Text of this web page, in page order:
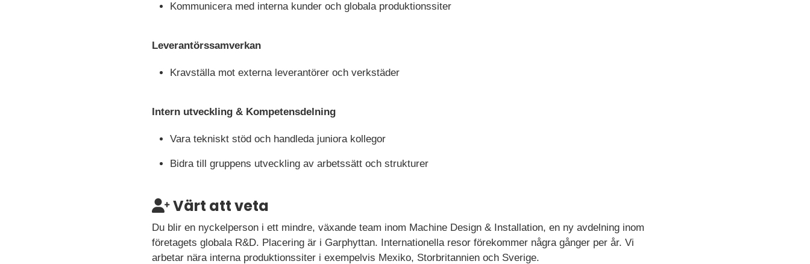
Kommunicera med interna kunder och globala produktionssiter
Leverantörssamverkan
Kravställa mot externa leverantörer och verkstäder
Intern utveckling & Kompetensdelning
Vara tekniskt stöd och handleda juniora kollegor
Bidra till gruppens utveckling av arbetssätt och strukturer
Värt att veta
Du blir en nyckelperson i ett mindre, växande team inom Machine Design & Installation, en ny avdelning inom
företagets globala R&D. Placering är i Garphyttan. Internationella resor förekommer några gånger per år. Vi
arbetar nära interna produktionssiter i exempelvis Mexiko, Storbritannien och Sverige.